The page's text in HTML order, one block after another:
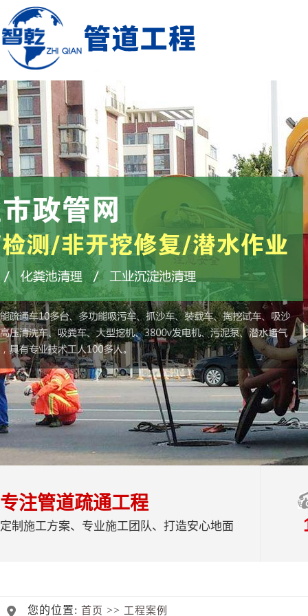
专注管道疏通工程
定制施工方案、专业施工团队、打造安心地面
您的位置: 首页 >> 工程案例